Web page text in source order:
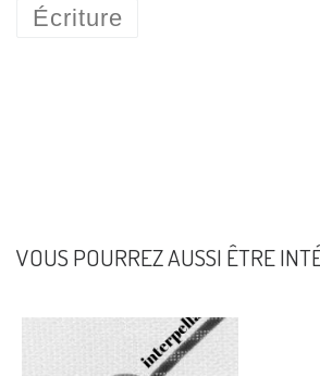
Écriture
VOUS POURREZ AUSSI ÊTRE